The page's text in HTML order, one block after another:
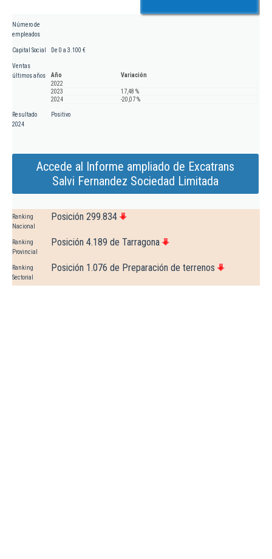
Número de
empleados
Capital Social De 0 a 3.100 €
Ventas
últimos años
Año
Variación
2022
2023
17,48 %
2024
-20,07 %
Resultado
2024
Positivo
Accede al Informe ampliado de Excatrans
Salvi Fernandez Sociedad Limitada
Ranking
Nacional
Posición 299.834
Ranking
Provincial
Posición 4.189 de Tarragona
Ranking
Sectorial
Posición 1.076 de Preparación de terrenos